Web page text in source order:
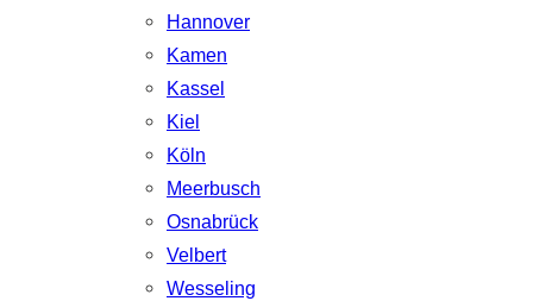
Hannover
Kamen
Kassel
Kiel
Köln
Meerbusch
Osnabrück
Velbert
Wesseling